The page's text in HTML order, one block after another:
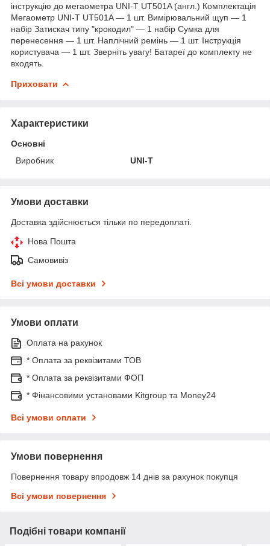
інструкцію до мегаометра UNI-T UT501A (англ.) Комплектація
Мегаометр UNI-T UT501A — 1 шт. Вимірювальний щуп — 1
набір Затискач типу "крокодил" — 1 набір Сумка для
перенесення — 1 шт. Наплічний ремінь — 1 шт. Інструкція
користувача — 1 шт. Зверніть увагу! Батареї до комплекту не
входять.
Приховати
Характеристики
Основні
Виробник
UNI-T
Умови доставки
Доставка здійснюється тільки по передоплаті.
Нова Пошта
Самовивіз
Всі умови доставки
Умови оплати
Оплата на рахунок
* Оплата за реквізитами ТОВ
* Оплата за реквізитами ФОП
* Фінансовими установами Kitgroup та Money24
Всі умови оплати
Умови повернення
Повернення товару впродовж 14 днів за рахунок покупця
Всі умови повернення
Подібні товари компанії